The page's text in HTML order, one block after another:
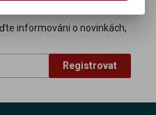
informováni o novinkách,
Registrovat